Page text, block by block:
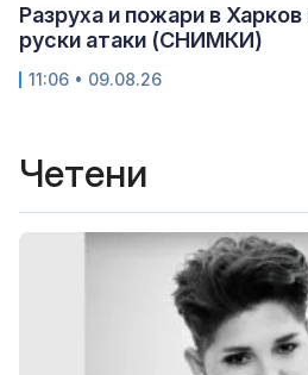
Разруха и пожари в
руски атаки (СНИМКИ)
11:06 • 09.08.26
Четени